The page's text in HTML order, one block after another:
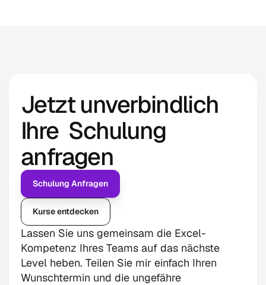
Jetzt unverbindlich
Ihre  Schulung
anfragen
Schulung Anfragen
Kurse entdecken
Lassen Sie uns gemeinsam die Excel-
Kompetenz Ihres Teams auf das nächste
Level heben. Teilen Sie mir einfach Ihren
Wunschtermin und die ungefähre